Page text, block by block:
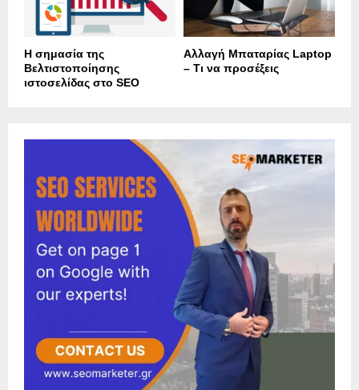
Η σημασία της
Βελτιστοποίησης
ιστοσελίδας στο SEO
Αλλαγή Μπαταρίας Laptop
– Τι να προσέξεις